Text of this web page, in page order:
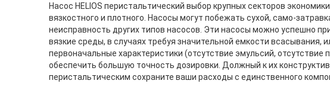
Насос HELIOS перистальтический выбор крупных секторов
вязкостного и плотного. Насосы могут побежать сухой, само-
неисправность других типов насосов. Эти насосы можно успешно
вязкие среды, в случаях требуя значительной емкости
первоначальные характеристики (отсутствие эмульсий,
обеспечить большую точность дозировки. Должный к их
перистальтическим сохраните ваши расходы с единственного